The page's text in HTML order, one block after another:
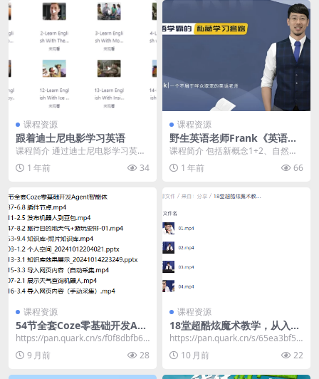
课程资源
跟着迪士尼电影学习英语
课程简介 通过迪士尼电影学习英语
是一种趣味性强、沉浸式的高效学
习方法，结合外教精...
1 年前 34
课程资源
野生英语老师Frank《英语教
学五合一课程》
课程简介 包括新概念1+2、自然拼
读背单词、极简音标、句型巩固五
门课程，通过Fr...
1 年前 66
课程资源
54节全套Coze零基础开发Age
nt智能体
​https://pan.quark.cn/s/f0f8dbfb67
a9 📁 5...
9 月前 28
课程资源
18堂超酷炫魔术教学，从入门
到惊艳的全套视频课程
https://pan.quark.cn/s/65ea3bf5b
26b
10 月前 22